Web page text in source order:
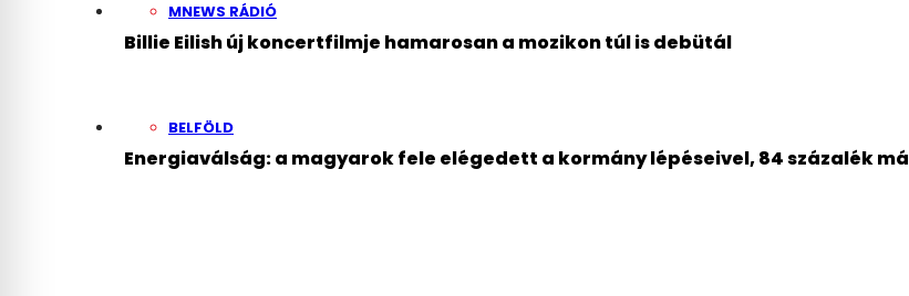
MNEWS RÁDIÓ
Billie Eilish új koncertfilmje hamarosan a mozikon túl is debütál
BELFÖLD
Energiaválság: a magyarok fele elégedett a kormány lépéseivel, 84 százalék